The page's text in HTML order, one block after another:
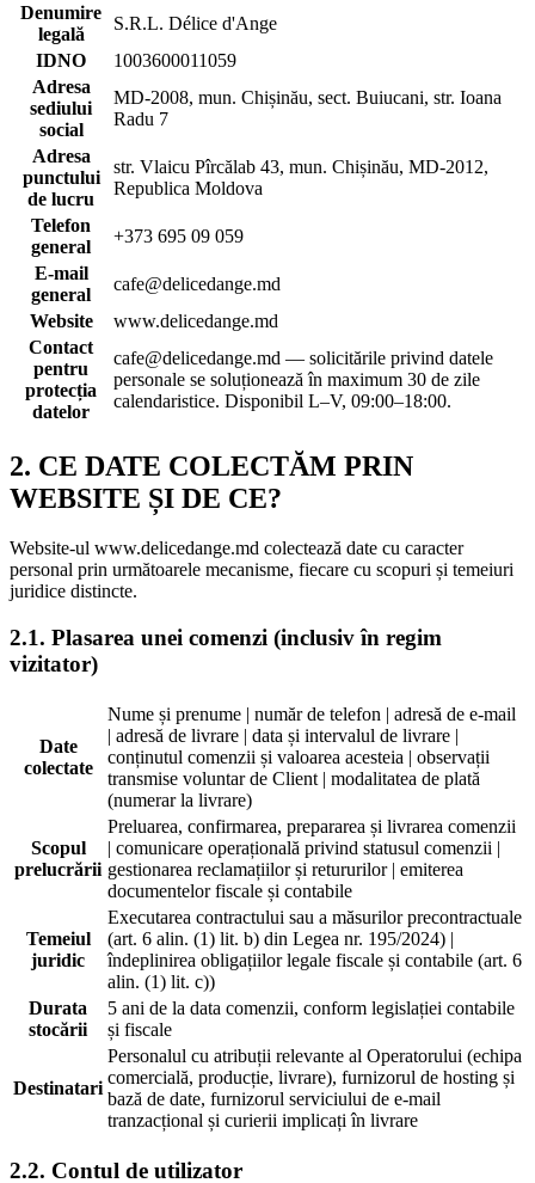
Denumire
legală
S.R.L. Délice d'Ange
IDNO
1003600011059
Adresa
sediului
social
MD-2008, mun. Chișinău, sect. Buiucani, str. Ioana
Radu 7
Adresa
punctului
de lucru
str. Vlaicu Pîrcălab 43, mun. Chișinău, MD-2012,
Republica Moldova
Telefon
general
+373 695 09 059
E-mail
general
cafe@delicedange.md
Website
www.delicedange.md
Contact
pentru
protecția
datelor
cafe@delicedange.md — solicitările privind datele
personale se soluționează în maximum 30 de zile
calendaristice. Disponibil L–V, 09:00–18:00.
2. CE DATE COLECTĂM PRIN
WEBSITE ȘI DE CE?
Website-ul www.delicedange.md colectează date cu caracter
personal prin următoarele mecanisme, fiecare cu scopuri și temeiuri
juridice distincte.
2.1. Plasarea unei comenzi (inclusiv în regim
vizitator)
Date
colectate
Nume și prenume | număr de telefon | adresă de e-mail
| adresă de livrare | data și intervalul de livrare |
conținutul comenzii și valoarea acesteia | observații
transmise voluntar de Client | modalitatea de plată
(numerar la livrare)
Scopul
prelucrării
Preluarea, confirmarea, prepararea și livrarea comenzii
| comunicare operațională privind statusul comenzii |
gestionarea reclamațiilor și retururilor | emiterea
documentelor fiscale și contabile
Temeiul
juridic
Executarea contractului sau a măsurilor precontractuale
(art. 6 alin. (1) lit. b) din Legea nr. 195/2024) |
îndeplinirea obligațiilor legale fiscale și contabile (art. 6
alin. (1) lit. c))
Durata
stocării
5 ani de la data comenzii, conform legislației contabile
și fiscale
Destinatari
Personalul cu atribuții relevante al Operatorului (echipa
comercială, producție, livrare), furnizorul de hosting și
bază de date, furnizorul serviciului de e-mail
tranzacțional și curierii implicați în livrare
2.2. Contul de utilizator